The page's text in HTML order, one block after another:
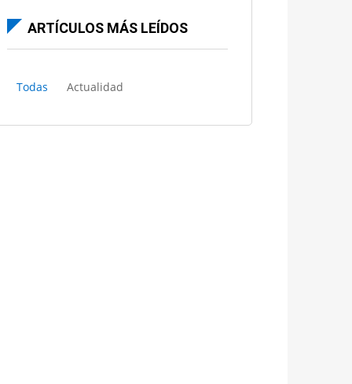
ARTÍCULOS MÁS LEÍDOS
Todas Actualidad